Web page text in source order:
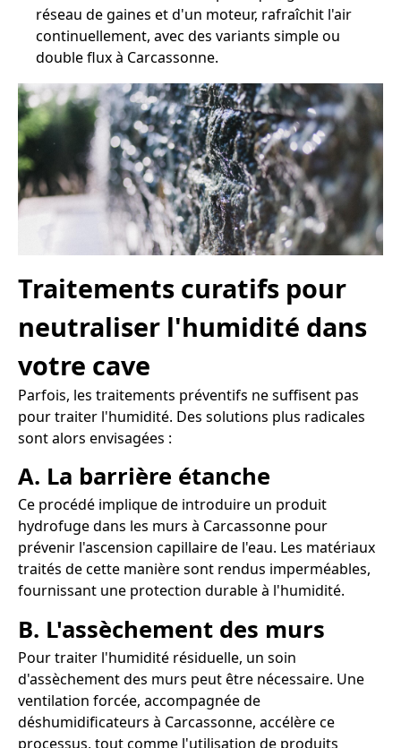
réseau de gaines et d'un moteur, rafraîchit l'air
continuellement, avec des variants simple ou
double flux à Carcassonne.
Traitements curatifs pour
neutraliser l'humidité dans
votre cave
Parfois, les traitements préventifs ne suffisent pas
pour traiter l'humidité. Des solutions plus radicales
sont alors envisagées :
A. La barrière étanche
Ce procédé implique de introduire un produit
hydrofuge dans les murs à Carcassonne pour
prévenir l'ascension capillaire de l'eau. Les matériaux
traités de cette manière sont rendus imperméables,
fournissant une protection durable à l'humidité.
B. L'assèchement des murs
Pour traiter l'humidité résiduelle, un soin
d'assèchement des murs peut être nécessaire. Une
ventilation forcée, accompagnée de
déshumidificateurs à Carcassonne, accélère ce
processus, tout comme l'utilisation de produits